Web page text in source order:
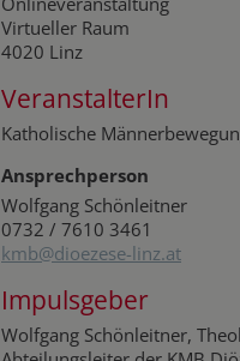
Virtueller Raum
4020 Linz
VeranstalterIn
Katholische
Ansprechperson
Wolfgang Schönleitner
0732 / 7610 3461
kmb@dioezese-linz.at
Impulsgeber
Wolfgang Schönleitner,